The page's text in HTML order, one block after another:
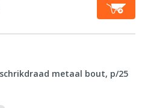
metaal bout, p/25